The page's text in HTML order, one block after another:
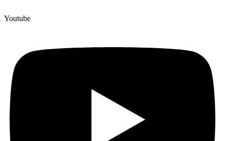
Youtube